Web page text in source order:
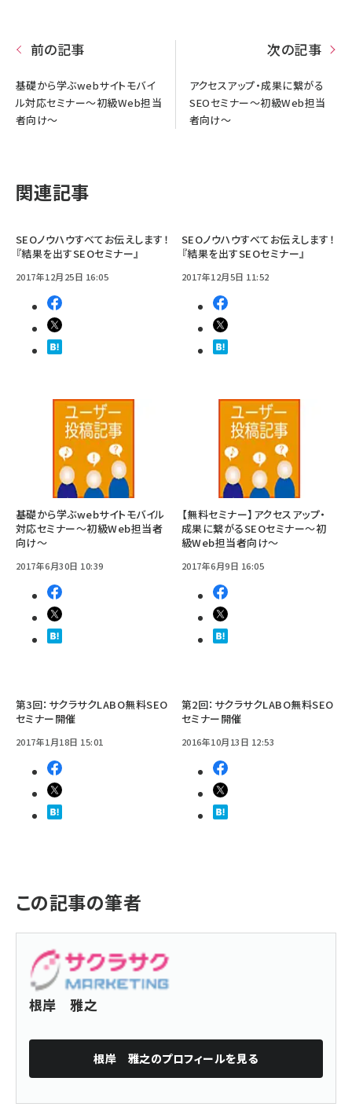
前の記事
基礎から学ぶwebサイトモバイ
ル対応セミナー〜初級Web担当
者向け～
次の記事
アクセスアップ・成果に繋がる
SEOセミナー～初級Web担当
者向け～
関連記事
SEOノウハウすべてお伝えします！
『結果を出すSEOセミナー』
2017年12月25日 16:05
SEOノウハウすべてお伝えします！
『結果を出すSEOセミナー』
2017年12月5日 11:52
基礎から学ぶwebサイトモバイル
対応セミナー〜初級Web担当者
向け～
2017年6月30日 10:39
【無料セミナー】アクセスアップ・
成果に繋がるSEOセミナー～初
級Web担当者向け～
2017年6月9日 16:05
第3回：サクラサクLABO無料SEO
セミナー開催
2017年1月18日 15:01
第2回：サクラサクLABO無料SEO
セミナー開催
2016年10月13日 12:53
この記事の筆者
根岸 雅之
根岸 雅之のプロフィールを見る